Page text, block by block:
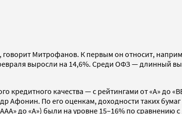
Митрофанов. К первым он относит,
выросли на 14,6%. Среди ОФЗ — длинный
кредитного качества — с рейтингами от «А» до
По его оценкам, доходности таких
до «А») были на уровне 15–16% по сравнению с